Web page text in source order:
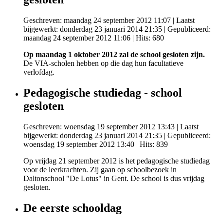
Geschreven: maandag 24 september 2012 11:07 | Laatst
bijgewerkt: donderdag 23 januari 2014 21:35 | Gepubliceerd:
maandag 24 september 2012 11:06 | Hits: 680
Op maandag 1 oktober 2012 zal de school gesloten zijn.
De VIA-scholen hebben op die dag hun facultatieve
verlofdag.
Pedagogische studiedag - school
gesloten
Geschreven: woensdag 19 september 2012 13:43 | Laatst
bijgewerkt: donderdag 23 januari 2014 21:35 | Gepubliceerd:
woensdag 19 september 2012 13:40 | Hits: 839
Op vrijdag 21 september 2012 is het pedagogische studiedag
voor de leerkrachten. Zij gaan op schoolbezoek in
Daltonschool "De Lotus" in Gent. De school is dus vrijdag
gesloten.
De eerste schooldag